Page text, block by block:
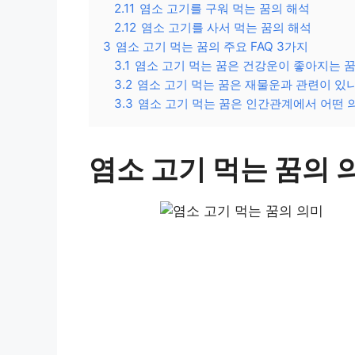
2.11 염소 고기를 구워 먹는 꿈의 해석
2.12 염소 고기를 사서 먹는 꿈의 해석
3 염소 고기 먹는 꿈의 주요 FAQ 3가지
3.1 염소 고기 먹는 꿈은 건강운이 좋아지는
3.2 염소 고기 먹는 꿈은 재물운과 관련이 있
3.3 염소 고기 먹는 꿈은 인간관계에서 어떤
염소 고기 먹는 꿈의